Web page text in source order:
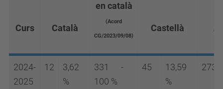
Curs Català
en català
(Acord
CG/2023/09/08)
Castellà
2024-
2025
12
3,62
%
331 -
100 %
45
13,59
%
273